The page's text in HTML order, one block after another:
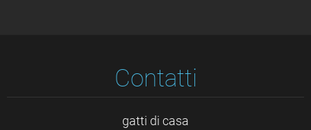
Contatti
gatti di casa